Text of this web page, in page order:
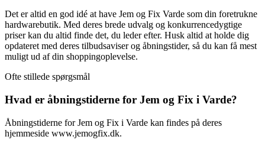
Det er altid en god idé at have Jem og Fix Varde som din foretrukne
hardwarebutik. Med deres brede udvalg og konkurrencedygtige
priser kan du altid finde det, du leder efter. Husk altid at holde dig
opdateret med deres tilbudsaviser og åbningstider, så du kan få mest
muligt ud af din shoppingoplevelse.
Ofte stillede spørgsmål
Hvad er åbningstiderne for Jem og Fix i Varde?
Åbningstiderne for Jem og Fix i Varde kan findes på deres
hjemmeside www.jemogfix.dk.